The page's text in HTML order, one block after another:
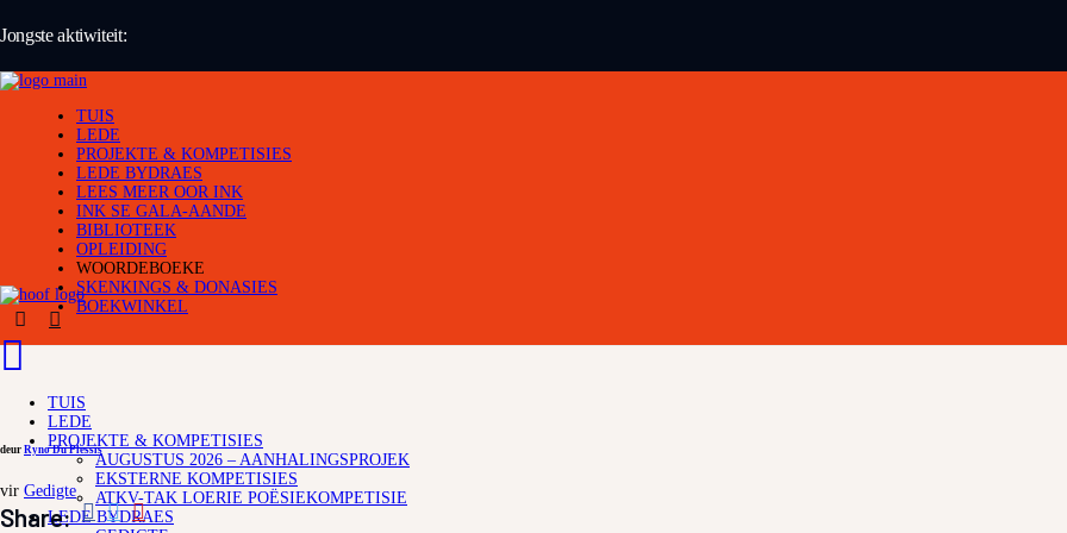
Jongste aktiwiteit:
TUIS
LEDE
PROJEKTE & KOMPETISIES
LEDE BYDRAES
LEES MEER OOR INK
INK SE GALA-AANDE
BIBLIOTEEK
OPLEIDING
WOORDEBOEKE
SKENKINGS & DONASIES
BOEKWINKEL
TUIS
LEDE
PROJEKTE & KOMPETISIES
AUGUSTUS 2026 – AANHALINGSPROJEK
EKSTERNE KOMPETISIES
ATKV-TAK LOERIE POËSIEKOMPETISIE
LEDE BYDRAES
deur Ryno Du Plessis
vir Gedigte
Share: